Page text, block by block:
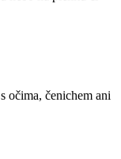
očima, čenichem ani